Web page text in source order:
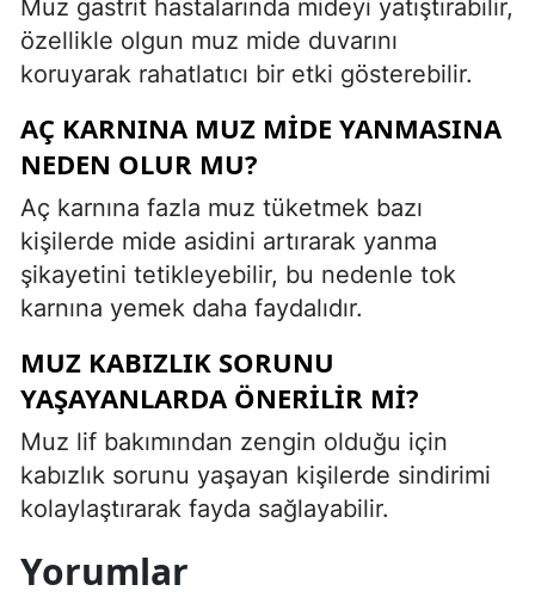
Muz gastrit hastalarında mideyi yatıştırabilir,
özellikle olgun muz mide duvarını
koruyarak rahatlatıcı bir etki gösterebilir.
AÇ KARNINA MUZ MIDE YANMASINA
NEDEN OLUR MU?
Aç karnına fazla muz tüketmek bazı
kişilerde mide asidini artırarak yanma
şikayetini tetikleyebilir, bu nedenle tok
karnına yemek daha faydalıdır.
MUZ KABIZLIK SORUNU
YAŞAYANLARDA ÖNERILIR MI?
Muz lif bakımından zengin olduğu için
kabızlık sorunu yaşayan kişilerde sindirimi
kolaylaştırarak fayda sağlayabilir.
Yorumlar